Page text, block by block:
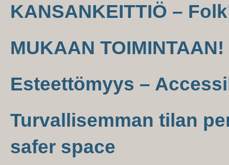
KANSANKEITTIÖ –
MUKAAN
Esteettömyys –
Turvallisemman tilan
safer space